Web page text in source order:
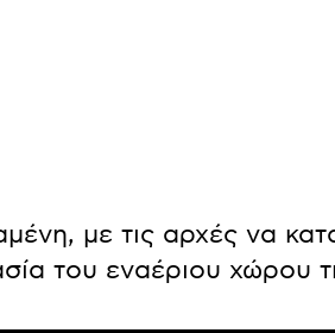
με τις αρχές να
του εναέριου χώρου